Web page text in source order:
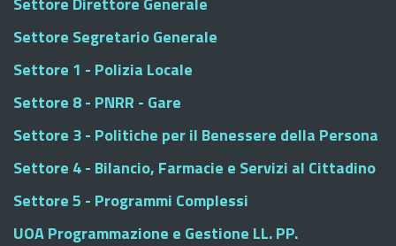
Settore Segretario Generale
Settore 1 - Polizia Locale
Settore 8 - PNRR - Gare
Settore 3 - Politiche per il Benessere della Persona
Settore 4 - Bilancio, Farmacie e Servizi al Cittadino
Settore 5 - Programmi Complessi
UOA Programmazione e Gestione LL. PP.